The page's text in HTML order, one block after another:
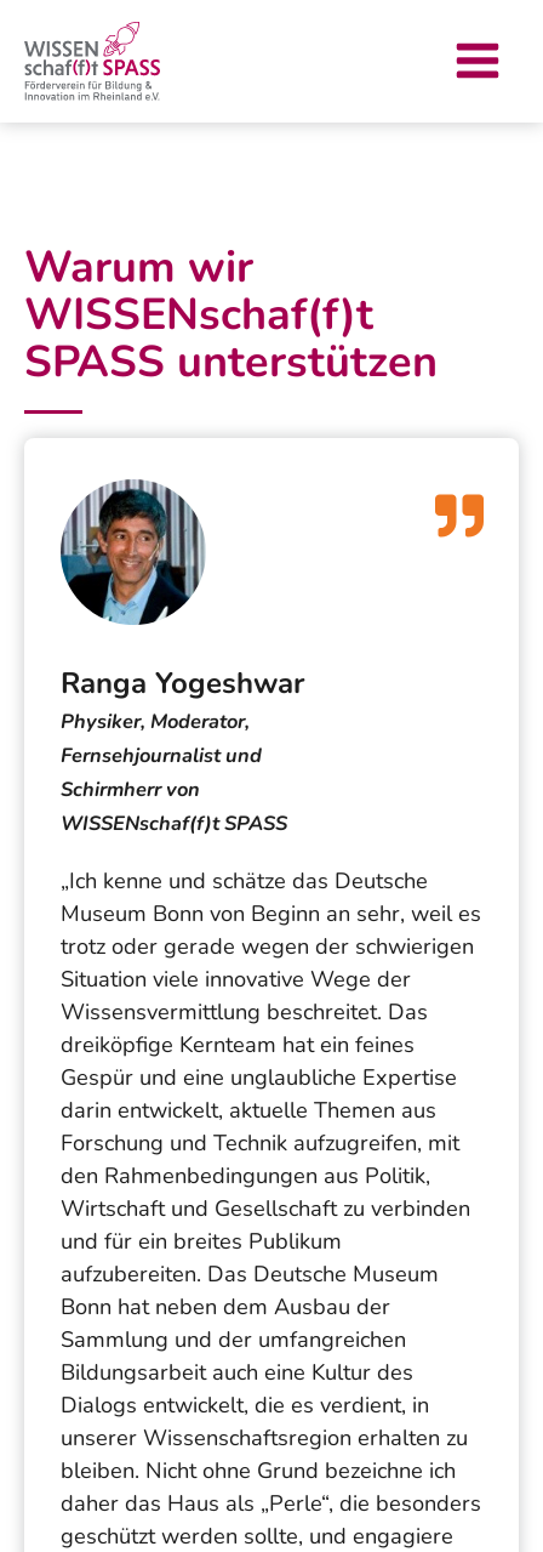
Inhalt
springen
Menu
Warum wir
WISSENschaf(f)t
SPASS unterstützen
Ranga Yogeshwar
Physiker, Moderator,
Fernsehjournalist und
Schirmherr von
WISSENschaf(f)t SPASS
„Ich kenne und schätze das Deutsche
Museum Bonn von Beginn an sehr, weil es
trotz oder gerade wegen der schwierigen
Situation viele innovative Wege der
Wissensvermittlung beschreitet. Das
dreiköpfige Kernteam hat ein feines
Gespür und eine unglaubliche Expertise
darin entwickelt, aktuelle Themen aus
Forschung und Technik aufzugreifen, mit
den Rahmenbedingungen aus Politik,
Wirtschaft und Gesellschaft zu verbinden
und für ein breites Publikum
aufzubereiten. Das Deutsche Museum
Bonn hat neben dem Ausbau der
Sammlung und der umfangreichen
Bildungsarbeit auch eine Kultur des
Dialogs entwickelt, die es verdient, in
unserer Wissenschaftsregion erhalten zu
bleiben. Nicht ohne Grund bezeichne ich
daher das Haus als „Perle“, die besonders
geschützt werden sollte, und engagiere